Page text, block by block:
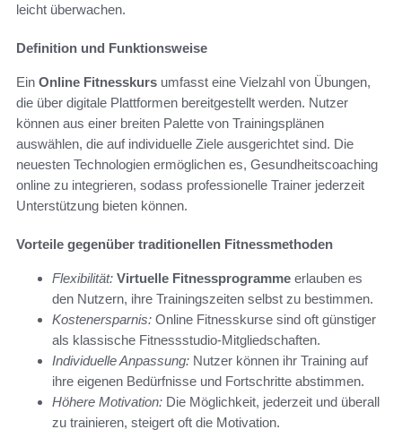
leicht überwachen.
Definition und Funktionsweise
Ein Online Fitnesskurs umfasst eine Vielzahl von Übungen,
die über digitale Plattformen bereitgestellt werden. Nutzer
können aus einer breiten Palette von Trainingsplänen
auswählen, die auf individuelle Ziele ausgerichtet sind. Die
neuesten Technologien ermöglichen es, Gesundheitscoaching
online zu integrieren, sodass professionelle Trainer jederzeit
Unterstützung bieten können.
Vorteile gegenüber traditionellen Fitnessmethoden
Flexibilität: Virtuelle Fitnessprogramme erlauben es
den Nutzern, ihre Trainingszeiten selbst zu bestimmen.
Kostenersparnis: Online Fitnesskurse sind oft günstiger
als klassische Fitnessstudio-Mitgliedschaften.
Individuelle Anpassung: Nutzer können ihr Training auf
ihre eigenen Bedürfnisse und Fortschritte abstimmen.
Höhere Motivation: Die Möglichkeit, jederzeit und überall
zu trainieren, steigert oft die Motivation.